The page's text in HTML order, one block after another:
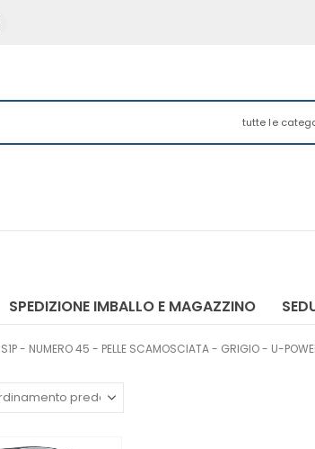
tutte le
SPEDIZIONE IMBALLO E MAGAZZINO
- NUMERO 45 - PELLE SCAMOSCIATA - GRIGIO - U-